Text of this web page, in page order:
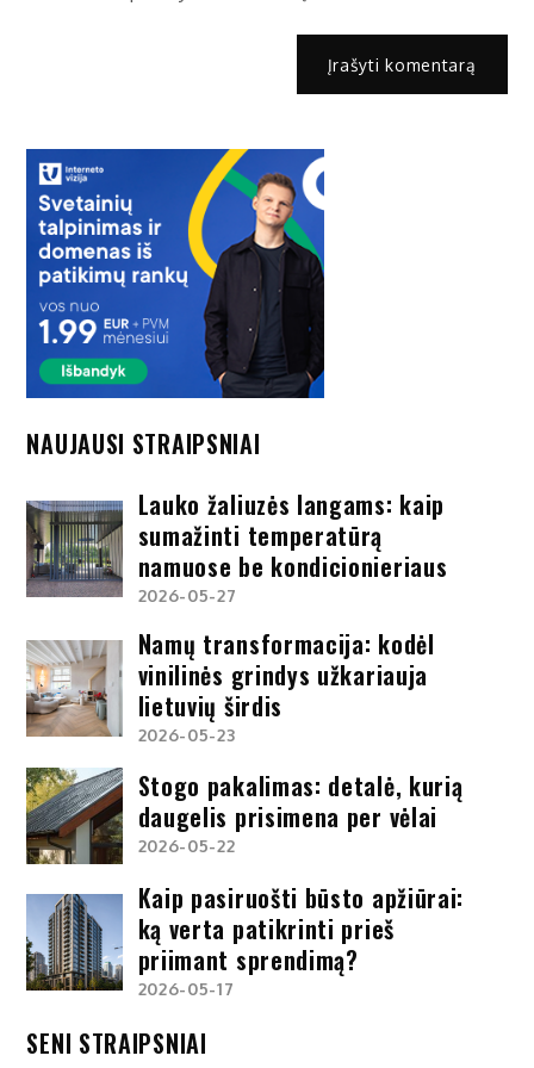
NAUJAUSI STRAIPSNIAI
Lauko žaliuzės langams: kaip
sumažinti temperatūrą
namuose be kondicionieriaus
2026-05-27
Namų transformacija: kodėl
vinilinės grindys užkariauja
lietuvių širdis
2026-05-23
Stogo pakalimas: detalė, kurią
daugelis prisimena per vėlai
2026-05-22
Kaip pasiruošti būsto apžiūrai:
ką verta patikrinti prieš
priimant sprendimą?
2026-05-17
SENI STRAIPSNIAI